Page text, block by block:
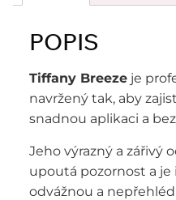
POPIS
Tiffany Breeze je
navržený tak, aby
snadnou aplikaci a
Jeho výrazný a zářivý
upoutá pozornost a je
odvážnou a